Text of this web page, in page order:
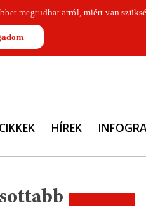
megtudhat arról, miért van
CIKKEK HÍREK